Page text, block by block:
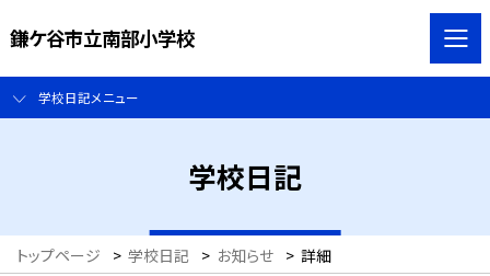
鎌ケ谷市立南部小学校
学校日記メニュー
学校日記
トップページ > 学校日記 > お知らせ > 詳細